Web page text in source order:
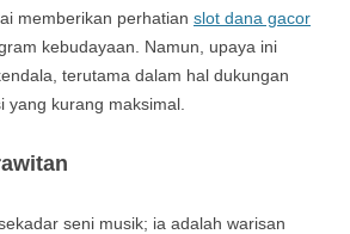
memberikan perhatian slot dana gacor
kebudayaan. Namun, upaya ini
terutama dalam hal dukungan
yang kurang maksimal.
seni musik; ia adalah warisan